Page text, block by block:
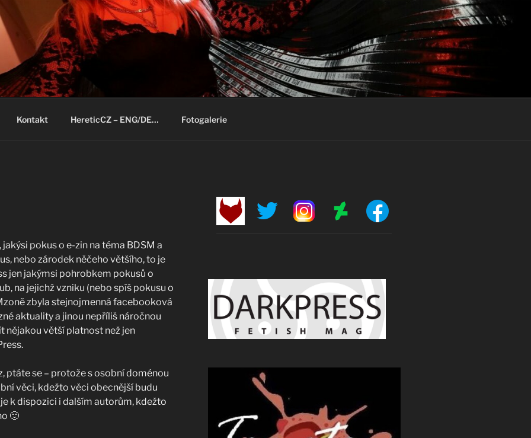
Kontakt HereticCZ – ENG/DE… Fotogalerie
, jakýsi pokus o e-zin na téma BDSM a
nebo zárodek něčeho většího, to je
jen jakýmsi pohrobkem pokusů o
na jejichž vzniku (nebo spíš pokusu o
zbyla stejnojmenná facebooková
aktuality a jinou nepříliš náročnou
nějakou větší platnost než jen
ptáte se – protože s osobní doménou
věci, kdežto věci obecnější budu
k dispozici i dalším autorům, kdežto
🙂